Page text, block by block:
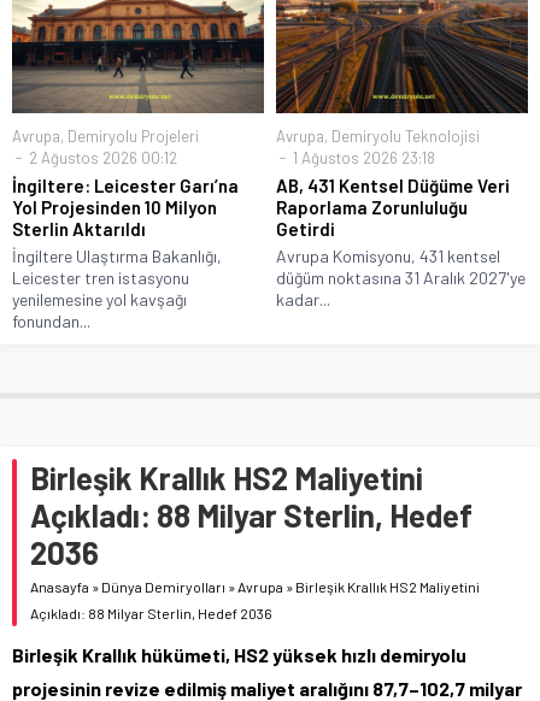
Avrupa, Demiryolu Projeleri
2 Ağustos 2026 00:12
İngiltere: Leicester Garı’na
Yol Projesinden 10 Milyon
Sterlin Aktarıldı
İngiltere Ulaştırma Bakanlığı,
Leicester tren istasyonu
yenilemesine yol kavşağı
fonundan...
Avrupa, Demiryolu Teknolojisi
1 Ağustos 2026 23:18
AB, 431 Kentsel Düğüme Veri
Raporlama Zorunluluğu
Getirdi
Avrupa Komisyonu, 431 kentsel
düğüm noktasına 31 Aralık 2027'ye
kadar...
Birleşik Krallık HS2 Maliyetini
Açıkladı: 88 Milyar Sterlin, Hedef
2036
Anasayfa » Dünya Demiryolları »Avrupa » Birleşik Krallık HS2 Maliyetini
Açıkladı: 88 Milyar Sterlin, Hedef 2036
Birleşik Krallık hükümeti, HS2 yüksek hızlı demiryolu
projesinin revize edilmiş maliyet aralığını 87,7–102,7 milyar